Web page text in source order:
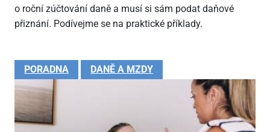
o roční zúčtování daně a musí si sám podat daňové
přiznání. Podívejme se na praktické příklady.
PORADNA DANĚ A MZDY